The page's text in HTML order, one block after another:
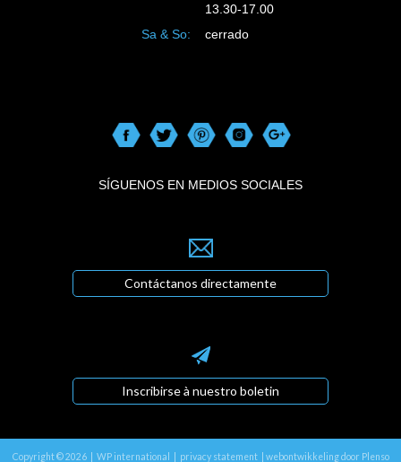
13.30-17.00
Sa & So:
cerrado
SÍGUENOS EN MEDIOS SOCIALES
Contáctanos directamente
Inscribirse à nuestro boletin
Copyright © 2026 | WP international | privacy statement| webontwikkeling door Plenso